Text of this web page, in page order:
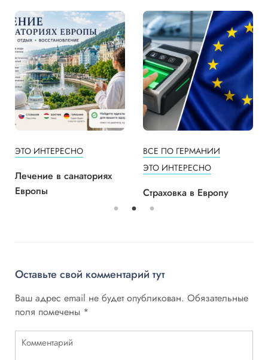
ЭТО ИНТЕРЕСНО
Лечение в санаториях
Европы
ВСЕ ПО ГЕРМАНИИ
ЭТО ИНТЕРЕСНО
Страховка в Европу
Оставьте свой комментарий тут
Ваш адрес email не будет опубликован. Обязательные
поля помечены *